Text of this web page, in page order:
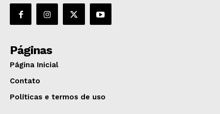
Páginas
Página Inicial
Contato
Políticas e termos de uso